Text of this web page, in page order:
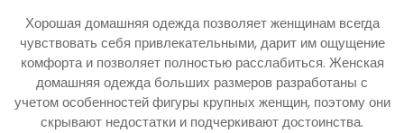
Хорошая домашняя одежда позволяет женщинам всегда
чувствовать себя привлекательными, дарит им ощущение
комфорта и позволяет полностью расслабиться. Женская
домашняя одежда больших размеров разработаны с
учетом особенностей фигуры крупных женщин, поэтому они
скрывают недостатки и подчеркивают достоинства.